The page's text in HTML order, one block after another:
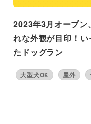
2023年3月オープン
れな外観が目印！
たドッグラン
大型犬OK 屋外